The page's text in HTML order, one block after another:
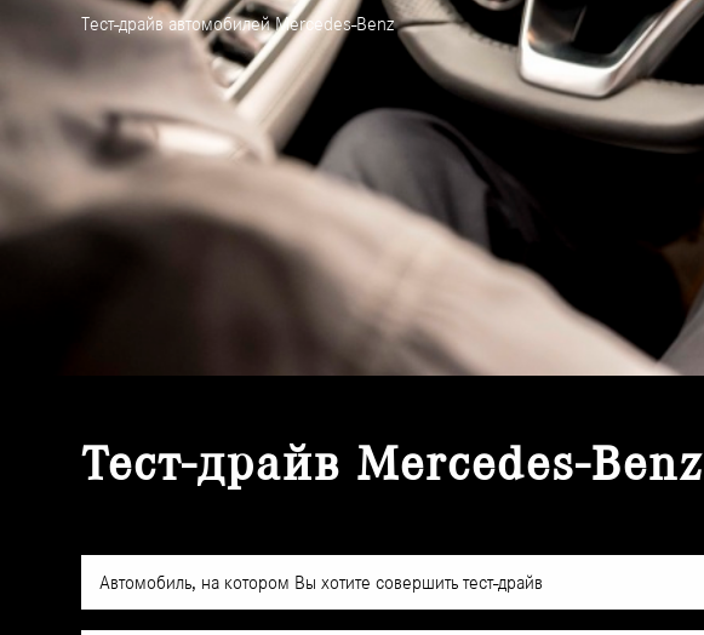
Тест-драйв автомобилей Mercedes-Benz
Тест-драйв Mercedes-Benz
Автомобиль, на котором Вы хотите совершить тест-драйв